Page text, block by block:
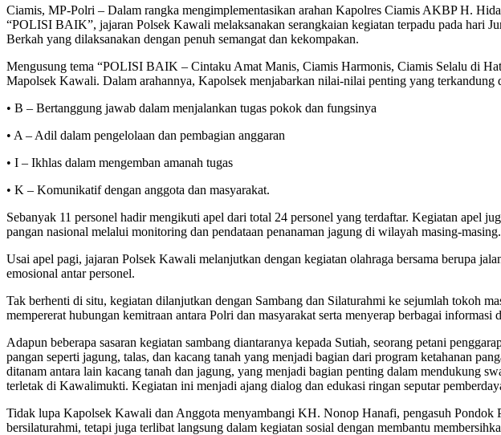
Ciamis, MP-Polri – Dalam rangka mengimplementasikan arahan Kapolres Ciamis AKBP H.
“POLISI BAIK”, jajaran Polsek Kawali melaksanakan serangkaian kegiatan terpadu pada hari
Berkah yang dilaksanakan dengan penuh semangat dan kekompakan.
Mengusung tema “POLISI BAIK – Cintaku Amat Manis, Ciamis Harmonis, Ciamis Selalu di
Mapolsek Kawali. Dalam arahannya, Kapolsek menjabarkan nilai-nilai penting yang
• B – Bertanggung jawab dalam menjalankan tugas pokok dan fungsinya
• A – Adil dalam pengelolaan dan pembagian anggaran
• I – Ikhlas dalam mengemban amanah tugas
• K – Komunikatif dengan anggota dan masyarakat.
Sebanyak 11 personel hadir mengikuti apel dari total 24 personel yang terdaftar. Kegiatan apel
pangan nasional melalui monitoring dan pendataan penanaman jagung di wilayah masing-masing.
Usai apel pagi, jajaran Polsek Kawali melanjutkan dengan kegiatan olahraga bersama berupa
emosional antar personel.
Tak berhenti di situ, kegiatan dilanjutkan dengan Sambang dan Silaturahmi ke sejumlah tokoh
mempererat hubungan kemitraan antara Polri dan masyarakat serta menyerap berbagai informasi
Adapun beberapa sasaran kegiatan sambang diantaranya kepada Sutiah, seorang petani
pangan seperti jagung, talas, dan kacang tanah yang menjadi bagian dari program ketahanan
ditanam antara lain kacang tanah dan jagung, yang menjadi bagian penting dalam mendukung
terletak di Kawalimukti. Kegiatan ini menjadi ajang dialog dan edukasi ringan seputar
Tidak lupa Kapolsek Kawali dan Anggota menyambangi KH. Nonop Hanafi, pengasuh
bersilaturahmi, tetapi juga terlibat langsung dalam kegiatan sosial dengan membantu